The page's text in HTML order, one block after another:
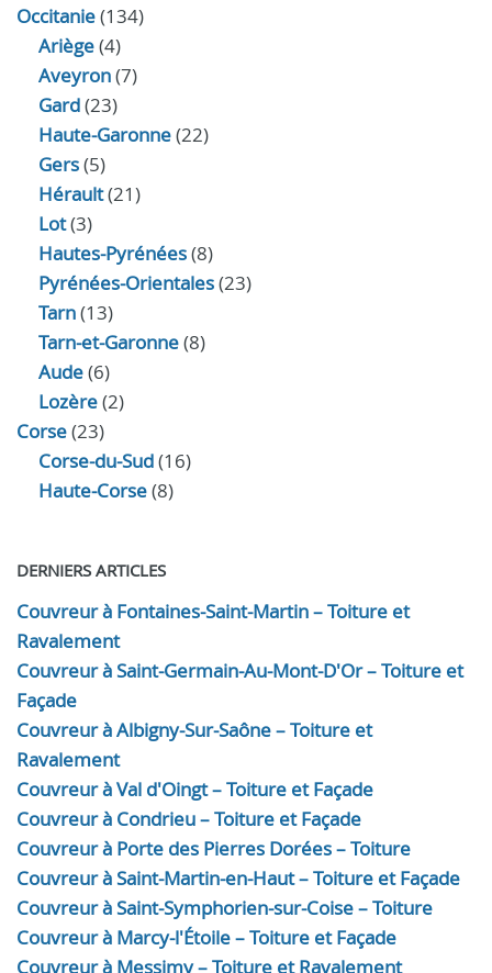
Occitanie(134)
Ariège(4)
Aveyron(7)
Gard(23)
Haute-Garonne(22)
Gers(5)
Hérault(21)
Lot(3)
Hautes-Pyrénées(8)
Pyrénées-Orientales(23)
Tarn(13)
Tarn-et-Garonne(8)
Aude(6)
Lozère(2)
Corse(23)
Corse-du-Sud(16)
Haute-Corse(8)
DERNIERS ARTICLES
Couvreur à Fontaines-Saint-Martin – Toiture et
Ravalement
Couvreur à Saint-Germain-Au-Mont-D'Or – Toiture et
Façade
Couvreur à Albigny-Sur-Saône – Toiture et
Ravalement
Couvreur à Val d'Oingt – Toiture et Façade
Couvreur à Condrieu – Toiture et Façade
Couvreur à Porte des Pierres Dorées – Toiture
Couvreur à Saint-Martin-en-Haut – Toiture et Façade
Couvreur à Saint-Symphorien-sur-Coise – Toiture
Couvreur à Marcy-l'Étoile – Toiture et Façade
Couvreur à Messimy – Toiture et Ravalement